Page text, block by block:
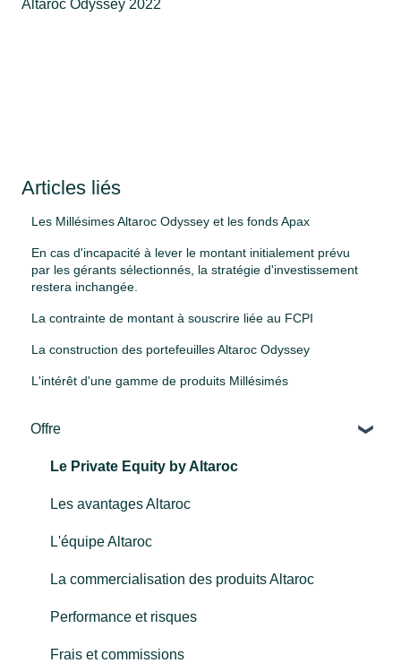
Altaroc Odyssey 2022
Articles liés
Les Millésimes Altaroc Odyssey et les fonds Apax
En cas d'incapacité à lever le montant initialement prévu
par les gérants sélectionnés, la stratégie d'investissement
restera inchangée.
La contrainte de montant à souscrire liée au FCPI
La construction des portefeuilles Altaroc Odyssey
L'intérêt d'une gamme de produits Millésimés
Offre
Le Private Equity by Altaroc
Les avantages Altaroc
L'équipe Altaroc
La commercialisation des produits Altaroc
Performance et risques
Frais et commissions